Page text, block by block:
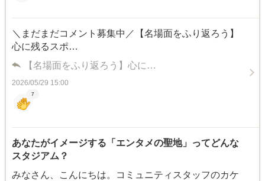
＼まだまだコメント募集中／【名場面をふり返ろう】
心に残るスポ…
【名場面をふり返ろう】心に…
2026/05/29 15:00
7
あなたがイメージする「エンタメの聖地」ってどんな
スタジアム？
みなさん、こんにちは。コミュニティスタッフのカケ